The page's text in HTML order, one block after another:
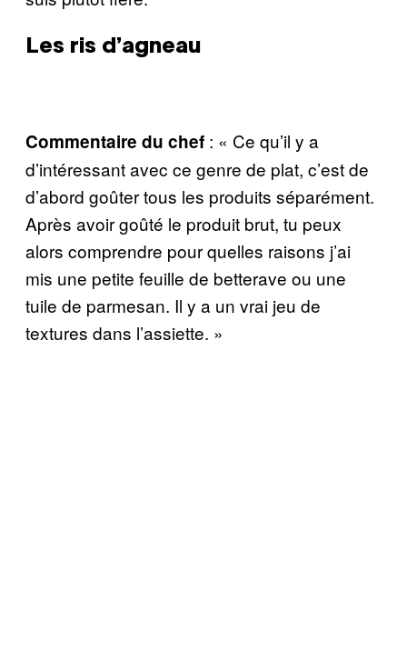
Les ris d’agneau
Commentaire du chef : « Ce qu’il y a
d’intéressant avec ce genre de plat, c’est de
d’abord goûter tous les produits séparément.
Après avoir goûté le produit brut, tu peux
alors comprendre pour quelles raisons j’ai
mis une petite feuille de betterave ou une
tuile de parmesan. Il y a un vrai jeu de
textures dans l’assiette. »